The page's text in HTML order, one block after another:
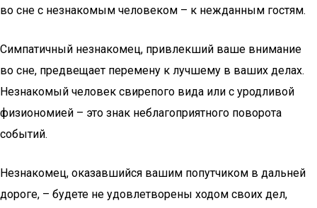
во сне с незнакомым человеком – к нежданным гостям.
Симпатичный незнакомец, привлекший ваше внимание
во сне, предвещает перемену к лучшему в ваших делах.
Незнакомый человек свирепого вида или с уродливой
физиономией – это знак неблагоприятного поворота
событий.
Незнакомец, оказавшийся вашим попутчиком в дальней
дороге, – будете не удовлетворены ходом своих дел,